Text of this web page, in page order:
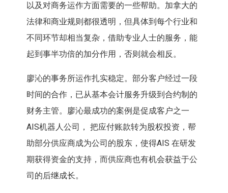
以及对商务运作方面需要的一些帮助。加拿大的
法律和商业规则都很透明，但具体到每个行业和
不同环节却相当复杂，借助专业人士的服务，能
起到事半功倍的加分作用，否则就会相反。
廖沁的事务所运作扎实稳定。部分客户经过一段
时间的合作，已从基本会计服务升级到合约制的
财务主管。廖沁最成功的案例是促成客户之一
AIS机器人公司， 把应付账款转为股权投资，帮
助部分供应商成为公司的股东，使得AIS 在研发
期获得资金的支持，而供应商也有机会获益于公
司的后继成长。